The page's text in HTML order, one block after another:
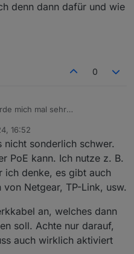
denn dann dafür und wie
0
mich mal sehr
noch nie umgesetzt...
ich denn dann dafür und
16:52
nicht sonderlich schwer.
PoE kann. Ich nutze z. B.
ich denke, es gibt auch
Netgear, TP-Link, usw.
an, welches dann
soll. Achte nur darauf,
auch wirklich aktiviert